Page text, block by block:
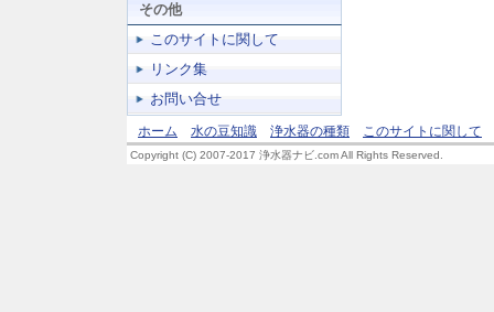
その他
このサイトに関して
リンク集
お問い合せ
ホーム 水の豆知識 浄水器の種類 このサイトに関して
Copyright (C) 2007-2017 浄水器ナビ.com All Rights Reserved.